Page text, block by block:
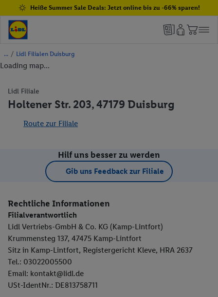
Heiße Summer Sale Deals: Jetzt online bis zu -66% sparen!
/ Lidl Filialen Duisburg
Loading map...
Lidl Filiale
Holtener Str. 203, 47179 Duisburg
Route zur Filiale
Hilf uns besser zu werden
Gib uns Feedback zur Filiale
Rechtliche Informationen
Filialverantwortlich
Lidl Vertriebs-GmbH & Co. KG (Kamp-Lintfort)
Krummensteg 137, 47475 Kamp-Lintfort
Sitz in Kamp-Lintfort, Registergericht Kleve, HRA 2637
Tel.: 03022005500
Email: kontakt@lidl.de
USt-IdentNr.: DE813758711